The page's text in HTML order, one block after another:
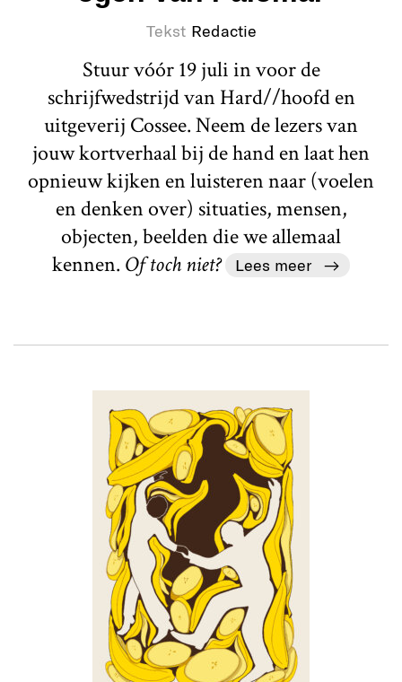
Tekst Redactie
Stuur vóór 19 juli in voor de
schrijfwedstrijd van Hard//hoofd en
uitgeverij Cossee. Neem de lezers van
jouw kortverhaal bij de hand en laat hen
opnieuw kijken en luisteren naar (voelen
en denken over) situaties, mensen,
objecten, beelden die we allemaal
kennen. Of toch niet? Lees meer